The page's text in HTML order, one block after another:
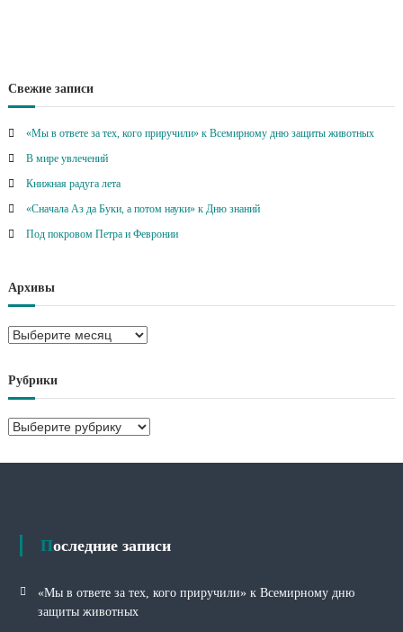
Свежие записи
«Мы в ответе за тех, кого приручили» к Всемирному дню защиты животных
В мире увлечений
Книжная радуга лета
«Сначала Аз да Буки, а потом науки» к Дню знаний
Под покровом Петра и Февронии
Архивы
А
ы
Рубрики
Р
б
Последние записи
«Мы в ответе за тех, кого приручили» к Всемирному дню
защиты животных